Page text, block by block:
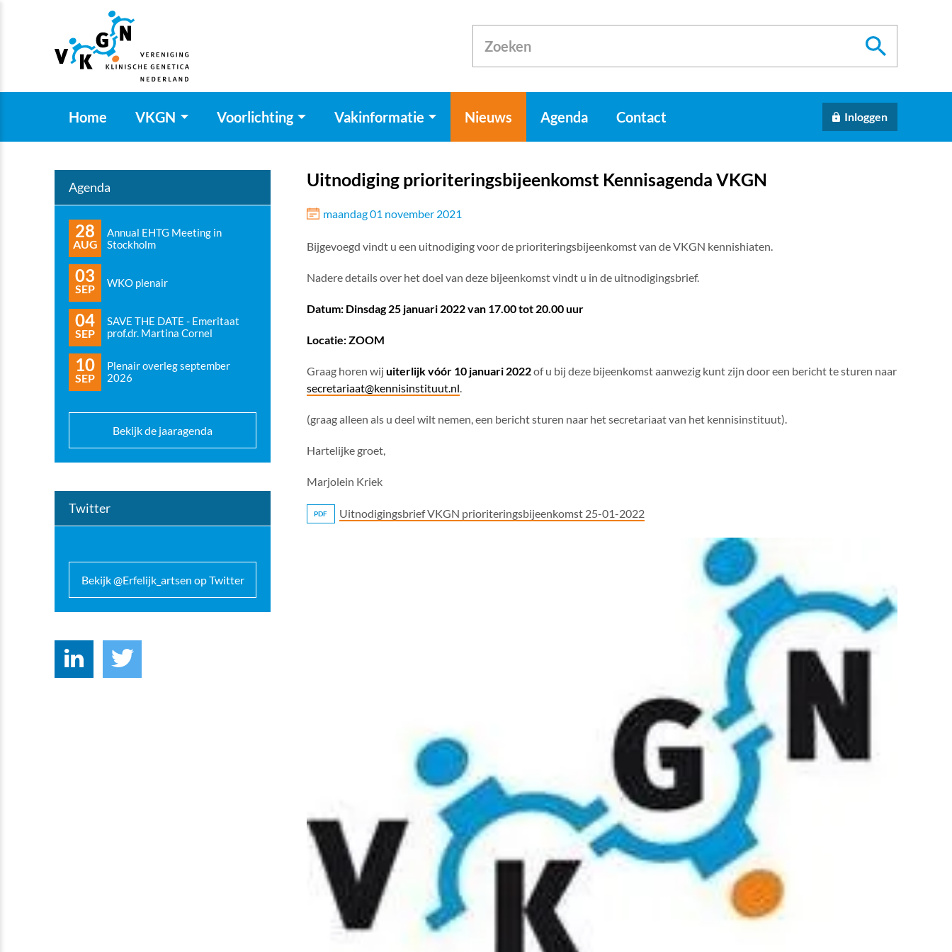
Home VKGN Voorlichting Vakinformatie Nieuws Agenda Contact Inloggen
Uitnodiging prioriteringsbijeenkomst Kennisagenda VKGN
maandag 01 november 2021
Bijgevoegd vindt u een uitnodiging voor de prioriteringsbijeenkomst van de VKGN kennishiaten.
Nadere details over het doel van deze bijeenkomst vindt u in de uitnodigingsbrief.
Datum: Dinsdag 25 januari 2022 van 17.00 tot 20.00 uur
Locatie: ZOOM
Graag horen wij uiterlijk vóór 10 januari 2022of u bij deze bijeenkomst aanwezig kunt zijn door een bericht te sturen naar
secretariaat@kennisinstituut.nl.
(graag alleen als u deel wilt nemen, een bericht sturen naar het secretariaat van het kennisinstituut).
Hartelijke groet,
Marjolein Kriek
PDF Uitnodigingsbrief VKGN prioriteringsbijeenkomst 25-01-2022
Agenda
28
AUG
Annual EHTG Meeting in
Stockholm
03
SEP WKO plenair
04
SEP
SAVE THE DATE - Emeritaat
prof.dr. Martina Cornel
10
SEP
Plenair overleg september
2026
Bekijk de jaaragenda
Twitter
Bekijk @Erfelijk_artsen op Twitter